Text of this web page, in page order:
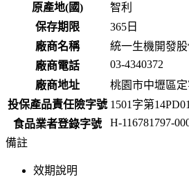
原產地(國)
智利
保存期限
365 日
廠商名稱
統一生機開發
廠商電話
03-4340372
廠商地址
桃園市中壢區
投保產品責任險字號 1501字第
食品業者登錄字號
H-116781797-
備註
效期說明